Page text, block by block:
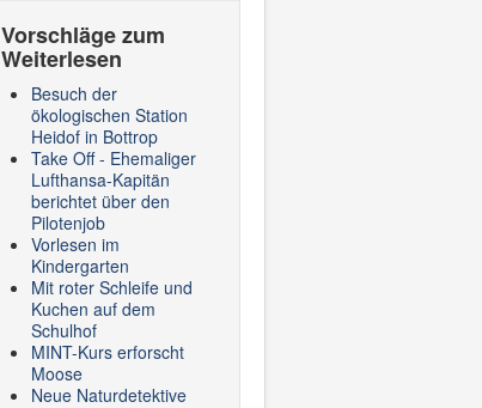
Vorschläge zum
Weiterlesen
Besuch der
ökologischen Station
Heidof in Bottrop
Take Off - Ehemaliger
Lufthansa-Kapitän
berichtet über den
Pilotenjob
Vorlesen im
Kindergarten
Mit roter Schleife und
Kuchen auf dem
Schulhof
MINT-Kurs erforscht
Moose
Neue Naturdetektive